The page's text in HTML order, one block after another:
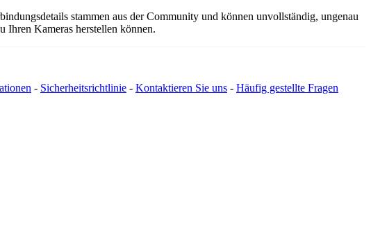
stammen aus der Community und können unvollständig, ungenau
Ihren Kameras herstellen können.
- Sicherheitsrichtlinie - Kontaktieren Sie uns - Häufig gestellte Fragen